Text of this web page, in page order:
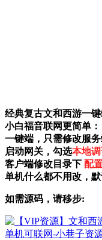
经典复古文和西游一
小白福音联网更简单：
一键端，只需修改服
启动网关，勾选本地
客户端修改目录下 配
单机什么都不用改，
如需源码，请移步: